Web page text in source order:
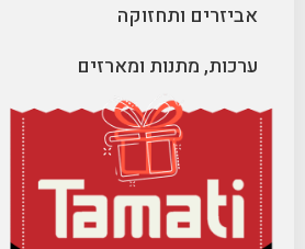
אביזרים ותחזוקה
ערכות, מתנות ומארזים